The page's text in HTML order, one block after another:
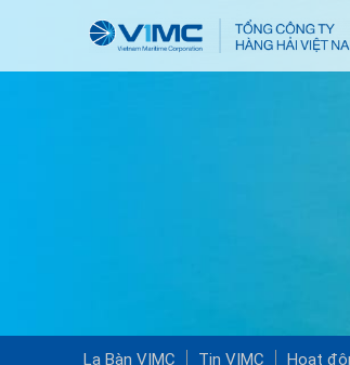
La Bàn VIMC Tin VIMC Hoạt